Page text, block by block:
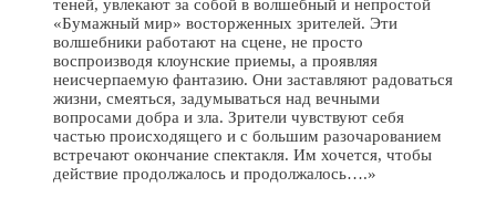
теней, увлекают за собой в волшебный и непростой
«Бумажный мир» восторженных зрителей. Эти
волшебники работают на сцене, не просто
воспроизводя клоунские приемы, а проявляя
неисчерпаемую фантазию. Они заставляют радоваться
жизни, смеяться, задумываться над вечными
вопросами добра и зла. Зрители чувствуют себя
частью происходящего и с большим разочарованием
встречают окончание спектакля. Им хочется, чтобы
действие продолжалось и продолжалось….»